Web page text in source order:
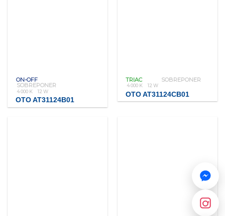
ON-OFF
SOBREPONER
4 000 K 12 W
OTO AT31124B01
TRIAC SOBREPONER
4 000 K 12 W
OTO AT31124CB01